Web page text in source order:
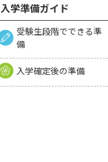
入学準備ガイド
受験生段階でできる準
備
入学確定後の準備